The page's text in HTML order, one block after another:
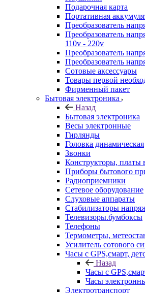
Подарочная карта
Портативная
Преобразователь
Преобразователь
110v - 220v
Преобразователь
Преобразователь
Сотовые аксессуары
Товары первой
Фирменный пакет
Бытовая электроника
Назад
Бытовая электроника
Весы электронные
Гирлянды
Головка динамическая
Звонки
Конструкторы, платы
Приборы бытового
Радиоприемники
Сетевое оборудование
Слуховые аппараты
Стабилизаторы
Телевизоры.бумбоксы
Телефоны
Термометры,
Усилитель сотового
Часы с GPS,смарт,
Назад
Часы с
Часы
Электротранспорт